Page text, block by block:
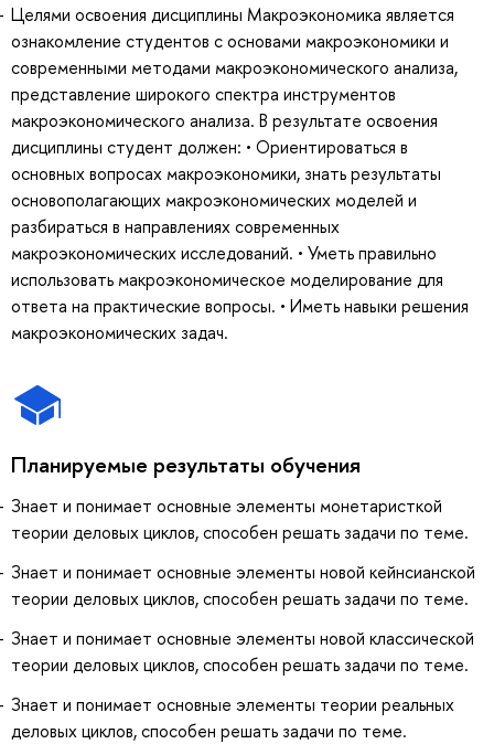
Целями освоения дисциплины Макроэкономика является
ознакомление студентов с основами макроэкономики и
современными методами макроэкономического анализа,
представление широкого спектра инструментов
макроэкономического анализа. В результате освоения
дисциплины студент должен: • Ориентироваться в
основных вопросах макроэкономики, знать результаты
основополагающих макроэкономических моделей и
разбираться в направлениях современных
макроэкономических исследований. • Уметь правильно
использовать макроэкономическое моделирование для
ответа на практические вопросы. • Иметь навыки решения
макроэкономических задач.
Планируемые результаты обучения
Знает и понимает основные элементы монетаристкой
теории деловых циклов, способен решать задачи по теме.
Знает и понимает основные элементы новой кейнсианской
теории деловых циклов, способен решать задачи по теме.
Знает и понимает основные элементы новой классической
теории деловых циклов, способен решать задачи по теме.
Знает и понимает основные элементы теории реальных
деловых циклов, способен решать задачи по теме.